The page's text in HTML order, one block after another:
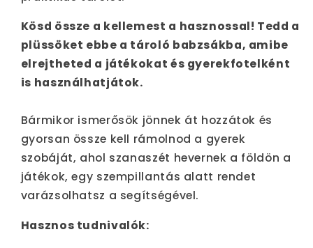
Kösd össze a kellemest a hasznossal! Tedd a
plüssöket ebbe a tároló babzsákba, amibe
elrejtheted a játékokat és gyerekfotelként
is használhatjátok.
Bármikor ismerősök jönnek át hozzátok és
gyorsan össze kell rámolnod a gyerek
szobáját, ahol szanaszét hevernek a földön a
játékok, egy szempillantás alatt rendet
varázsolhatsz a segítségével.
Hasznos tudnivalók: